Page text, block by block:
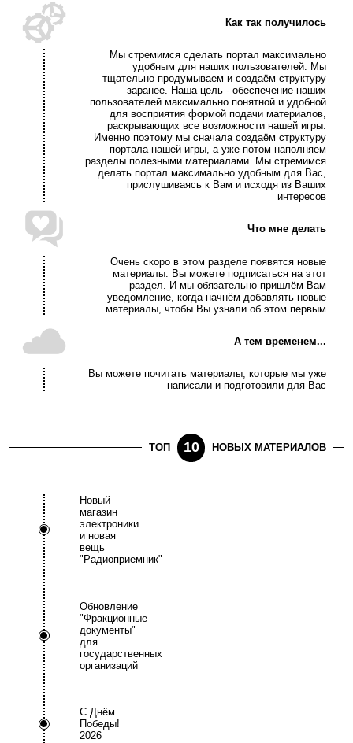
Как так получилось
Мы стремимся сделать портал максимально
удобным для наших пользователей. Мы
тщательно продумываем и создаём структуру
заранее. Наша цель - обеспечение наших
пользователей максимально понятной и удобной
для восприятия формой подачи материалов,
раскрывающих все возможности нашей игры.
Именно поэтому мы сначала создаём структуру
портала нашей игры, а уже потом наполняем
разделы полезными материалами. Мы стремимся
делать портал максимально удобным для Вас,
прислушиваясь к Вам и исходя из Ваших
интересов
Что мне делать
Очень скоро в этом разделе появятся новые
материалы. Вы можете подписаться на этот
раздел. И мы обязательно пришлём Вам
уведомление, когда начнём добавлять новые
материалы, чтобы Вы узнали об этом первым
А тем временем...
Вы можете почитать материалы, которые мы уже
написали и подготовили для Вас
ТОП 10 НОВЫХ МАТЕРИАЛОВ
Новый
магазин
электроники
и новая
вещь
"Радиоприемник"
Обновление
"Фракционные
документы"
для
государственных
организаций
С Днём
Победы!
2026